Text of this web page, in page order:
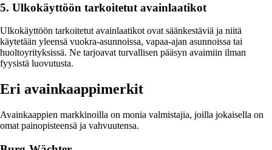
5. Ulkokäyttöön tarkoitetut avainlaatikot
Ulkokäyttöön tarkoitetut avainlaatikot ovat säänkestäviä ja niitä
käytetään yleensä vuokra-asunnoissa, vapaa-ajan asunnoissa tai
huoltoyrityksissä. Ne tarjoavat turvallisen pääsyn avaimiin ilman
fyysistä luovutusta.
Eri avainkaappimerkit
Avainkaappien markkinoilla on monia valmistajia, joilla jokaisella on
omat painopisteensä ja vahvuutensa.